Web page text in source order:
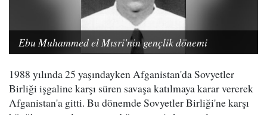
Ebu Muhammed el Mısri'nin gençlik dönemi
1988 yılında 25 yaşındayken Afganistan'da Sovyetler
Birliği işgaline karşı süren savaşa katılmaya karar vererek
Afganistan'a gitti. Bu dönemde Sovyetler Birliği'ne karşı